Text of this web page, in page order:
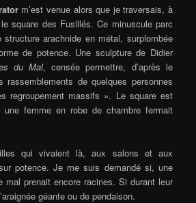
m’est venue alors que je traversais, à
square des Fusillés. Ce minuscule parc
arachnide en métal, surplombée
de potence. Une sculpture de Didier
du Mal, censée permettre, d’après le
rassemblements de quelques personnes
regroupement massifs ». Le square est
une femme en robe de chambre fermait
qui vivaient là, aux salons et aux
potence. Je me suis demandé si, une
prenait encore racines. Si durant leur
géante ou de pendaison.